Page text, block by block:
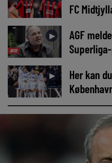
FC
AVIS
►
AGF
►
Her kan